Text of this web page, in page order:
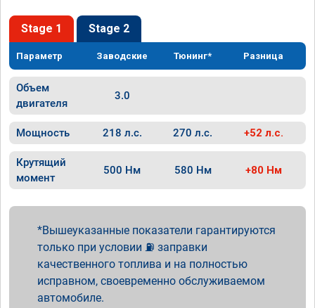
Stage 1 Stage 2
Параметр Заводские Тюнинг* Разница
Объем
двигателя
3.0
Мощность 218 л.с. 270 л.с. +52 л.с.
Крутящий
момент
500 Нм 580 Нм +80 Нм
Вышеуказанные показатели гарантируются
только при условии ⛽ заправки
качественного топлива и на полностью
исправном, своевременно обслуживаемом
автомобиле.